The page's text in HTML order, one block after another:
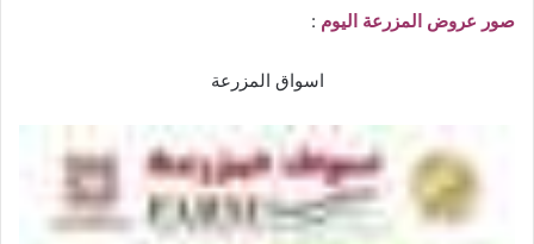
صور عروض المزرعة اليوم :
اسواق المزرعة